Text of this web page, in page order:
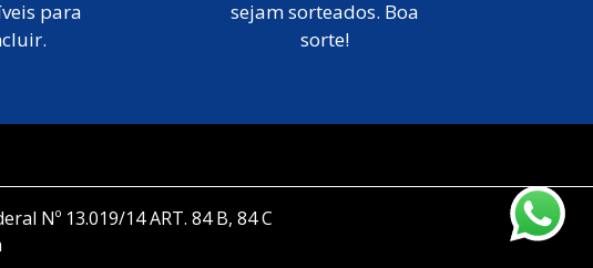
para
sejam sorteados. Boa
sorte!
Nº 13.019/14 ART. 84 B, 84 C